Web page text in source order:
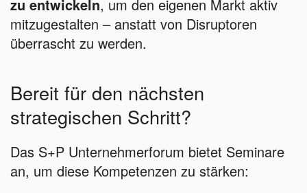
zu entwickeln, um den eigenen Markt aktiv
mitzugestalten – anstatt von Disruptoren
überrascht zu werden.
Bereit für den nächsten
strategischen Schritt?
Das S+P Unternehmerforum bietet Seminare
an, um diese Kompetenzen zu stärken: